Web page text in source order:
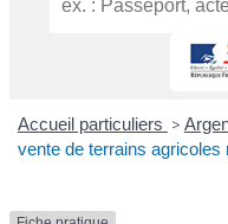
Accueil particuliers >
vente de terrains